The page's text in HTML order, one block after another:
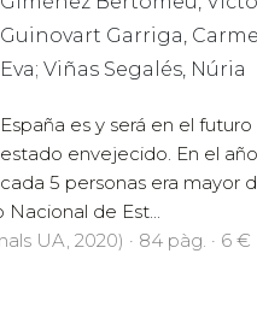
Guinovart Garriga,
Eva; Viñas Segalés, Núria
España es y será en el
estado envejecido. En el año
cada 5 personas era mayor
de Est...
UA, 2020) · 84 pàg. · 6 €